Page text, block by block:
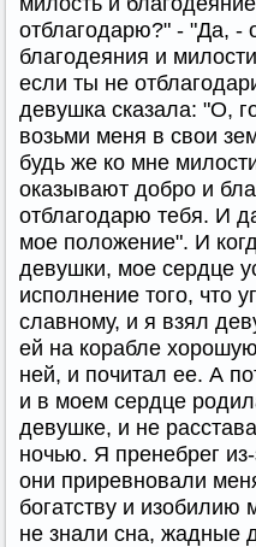
отблагодарю?" - "Да, -
благодеяния и
если ты не
девушка сказала: "О,
возьми меня в свои
будь же ко мне
оказывают добро и
отблагодарю тебя. И
мое положение". И
девушки, мое сердце
исполнение того, что
славному, и я взял
ей на корабле
ней, и почитал ее. А
и в моем сердце
девушке, и не
ночью. Я пренебрег
они приревновали
богатству и изобилию
не знали сна, жадные